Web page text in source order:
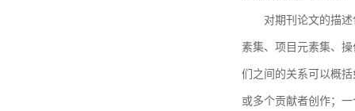
对期刊论文的描
素集、项目元素集、
们之间的关系可以概
或多个贡献者创作；